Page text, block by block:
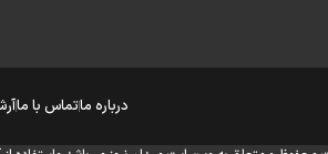
درباره ماتماس با ما